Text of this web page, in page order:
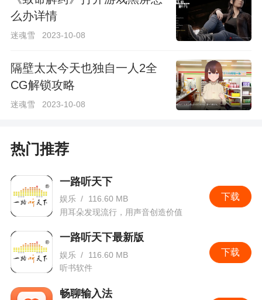
么办详情
迷魂雪 2023-10-08
隔壁太太今天也独自一人2全
CG解锁攻略
迷魂雪 2023-10-08
热门推荐
下载
一路听天下
娱乐 /
116.60 MB
用耳朵发现流行，用声音创造价值
下载
一路听天下最新版
娱乐 /
116.60 MB
听书软件
畅聊输入法